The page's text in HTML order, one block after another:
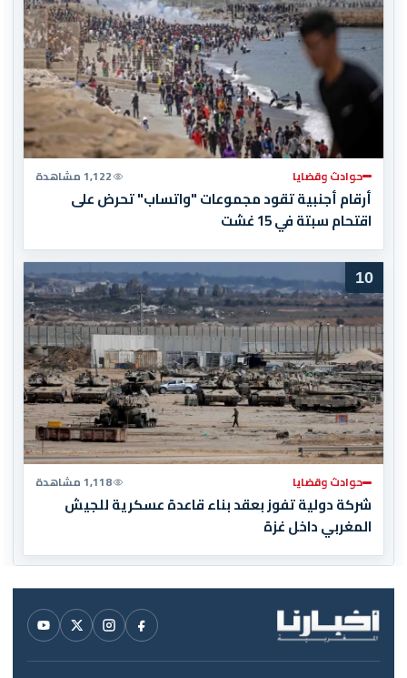
حوادث وقضايا 1,122 مشاهدة
أرقام أجنبية تقود مجموعات "واتساب" تحرض على
اقتحام سبتة في 15 غشت
10
حوادث وقضايا 1,118 مشاهدة
شركة دولية تفوز بعقد بناء قاعدة عسكرية للجيش
المغربي داخل غزة